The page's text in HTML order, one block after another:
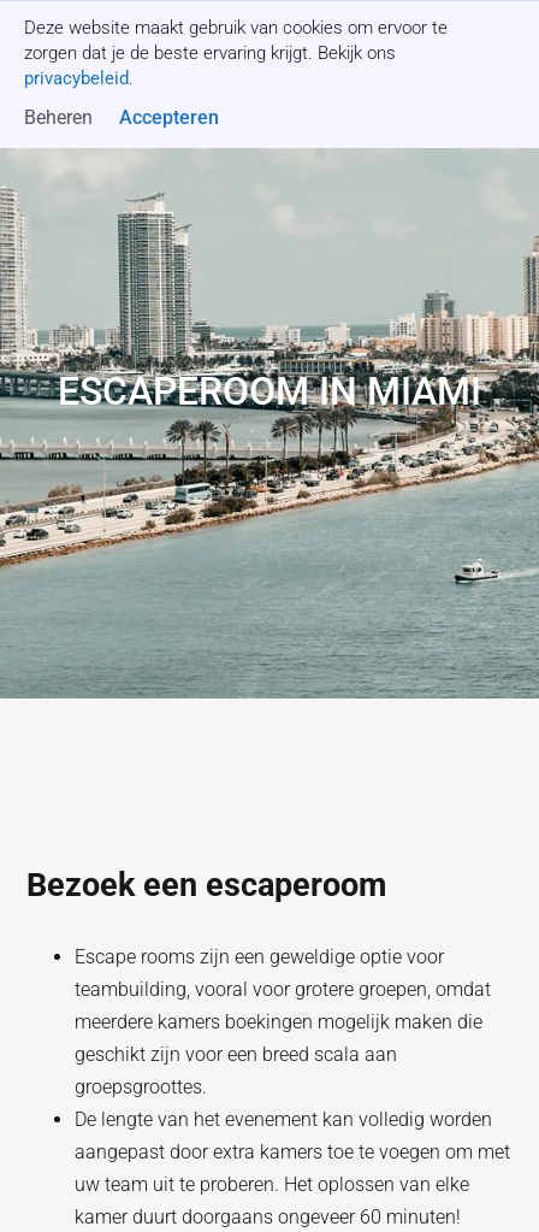
Deze website maakt gebruik van cookies om ervoor te
zorgen dat je de beste ervaring krijgt. Bekijk ons
privacybeleid.
Beheren Accepteren
Offerte aanvragen
ESCAPEROOM IN MIAMI
Bezoek een escaperoom
Escape rooms zijn een geweldige optie voor
teambuilding, vooral voor grotere groepen, omdat
meerdere kamers boekingen mogelijk maken die
geschikt zijn voor een breed scala aan
groepsgroottes.
De lengte van het evenement kan volledig worden
aangepast door extra kamers toe te voegen om met
uw team uit te proberen. Het oplossen van elke
kamer duurt doorgaans ongeveer 60 minuten!